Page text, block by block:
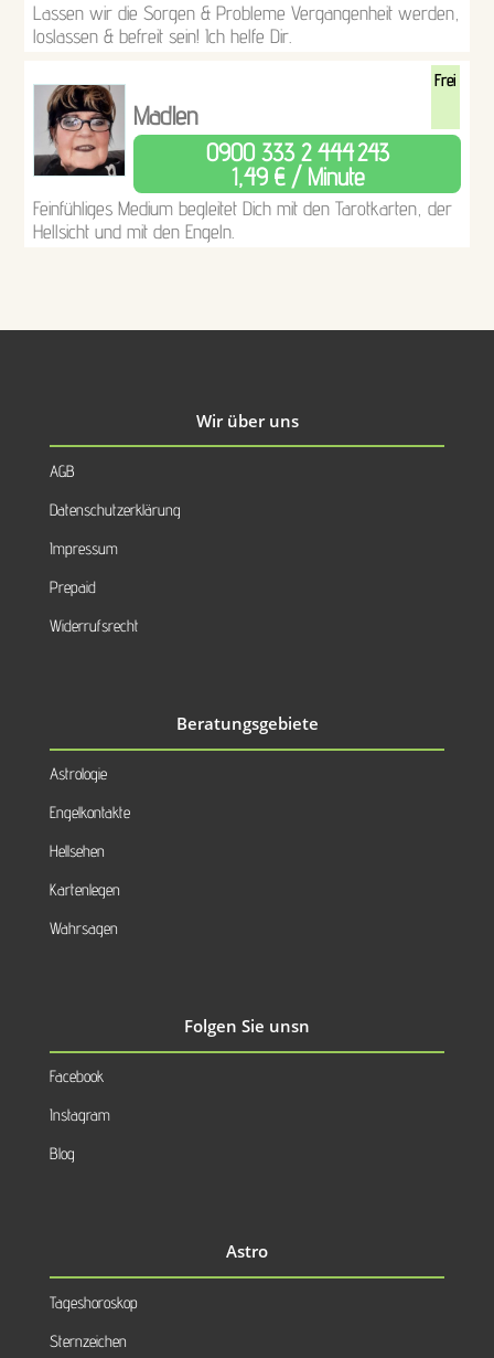
Lassen wir die Sorgen & Probleme Vergangenheit werden,
loslassen & befreit sein! Ich helfe Dir.
Madlen
Frei
0900 333 2 444243
1,49 € / Minute
Feinfühliges Medium begleitet Dich mit den Tarotkarten, der
Hellsicht und mit den Engeln.
Wir über uns
AGB
Datenschutzerklärung
Impressum
Prepaid
Widerrufsrecht
Beratungsgebiete
Astrologie
Engelkontakte
Hellsehen
Kartenlegen
Wahrsagen
Folgen Sie unsn
Facebook
Instagram
Blog
Astro
Tageshoroskop
Sternzeichen